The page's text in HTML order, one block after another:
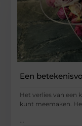
Een
Het verlies van een
kunt meemaken.
...